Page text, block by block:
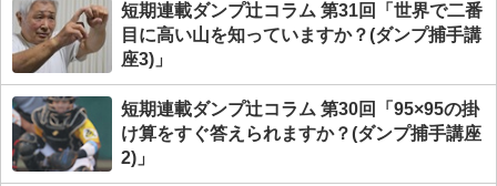
短期連載ダンプ辻コラム 第31回「世界で二番
目に高い山を知っていますか？(ダンプ捕手講
座3)」
短期連載ダンプ辻コラム 第30回「95×95の掛
け算をすぐ答えられますか？(ダンプ捕手講座
2)」